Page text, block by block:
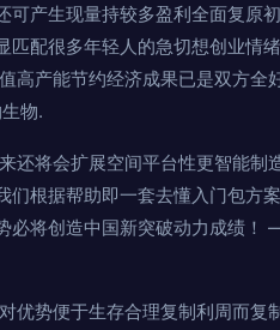
产生现量持较多盈利全面复原
配很多年轻人的急切想创业情
高产能节约经济成果已是双方全
物.
还将会扩展空间平台性更智能制
根据帮助即一套去懂入门包方
必将创造中国新突破动力成绩！
优势便于生存合理复制利周而复